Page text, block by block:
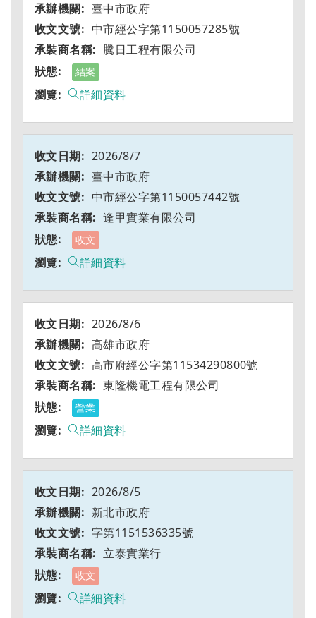
臺中市政府
中市經公字第1150057285號
騰日工程有限公司
結案
詳細資料
2026/8/7
臺中市政府
中市經公字第1150057442號
逢甲實業有限公司
收文
詳細資料
2026/8/6
高雄市政府
高市府經公字第11534290800號
東隆機電工程有限公司
營業
詳細資料
2026/8/5
新北市政府
字第1151536335號
立泰實業行
收文
詳細資料